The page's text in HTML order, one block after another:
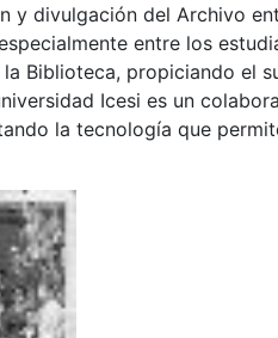
y divulgación del Archivo
entre los
Biblioteca, propiciando el
Icesi es un
la tecnología que